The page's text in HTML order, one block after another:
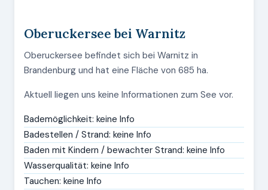
Oberuckersee bei Warnitz
Oberuckersee befindet sich bei Warnitz in
Brandenburg und hat eine Fläche von 685 ha.
Aktuell liegen uns keine Informationen zum See vor.
Bademöglichkeit: keine Info
Badestellen / Strand: keine Info
Baden mit Kindern / bewachter Strand: keine Info
Wasserqualität: keine Info
Tauchen: keine Info